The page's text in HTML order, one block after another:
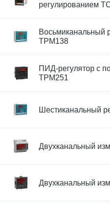
регулированием
Восьмиканальный
ТРМ138
ПИД-регулятор с
ТРМ251
Шестиканальный
Двухканальный
Двухканальный